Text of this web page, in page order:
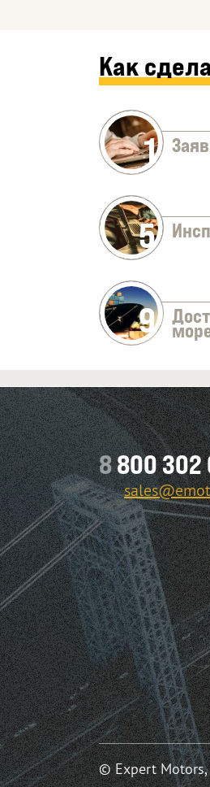
Как
1
5
9
8800 302
© Expert